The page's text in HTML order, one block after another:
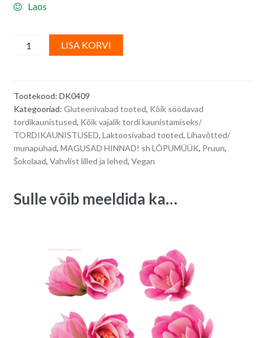
Laos
Vahvlidekoorid
cm,
erinevad
värvid
-
35
quantity
LISA KORVI
t
i
e
:
Tootekood: DK0409
Kategooriad: Gluteenivabad tooted, Kõik söödavad
tordikaunistused, Kõik vajalik tordi kaunistamiseks/
TORDIKAUNISTUSED, Laktoosivabad tooted, Lihavõtted/
munapühad, MAGUSAD HINNAD! sh LÕPUMÜÜK, Pruun,
Šokolaad, Vahvlist lilled ja lehed, Vegan
Sulle võib meeldida ka…